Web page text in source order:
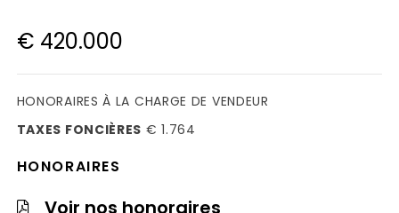
€ 420.000
HONORAIRES À LA CHARGE DE VENDEUR
TAXES FONCIÈRES € 1.764
HONORAIRES
Voir nos honoraires